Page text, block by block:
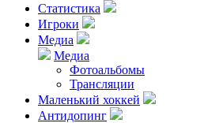
Статистика
Игроки
Медиа
Медиа
Фотоальбомы
Трансляции
Маленький хоккей
Антидопинг